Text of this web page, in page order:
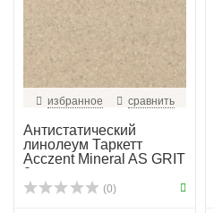
избранное сравнить
Антистатический
линолеум Таркетт
Acczent Mineral AS GRIT
2
(0)